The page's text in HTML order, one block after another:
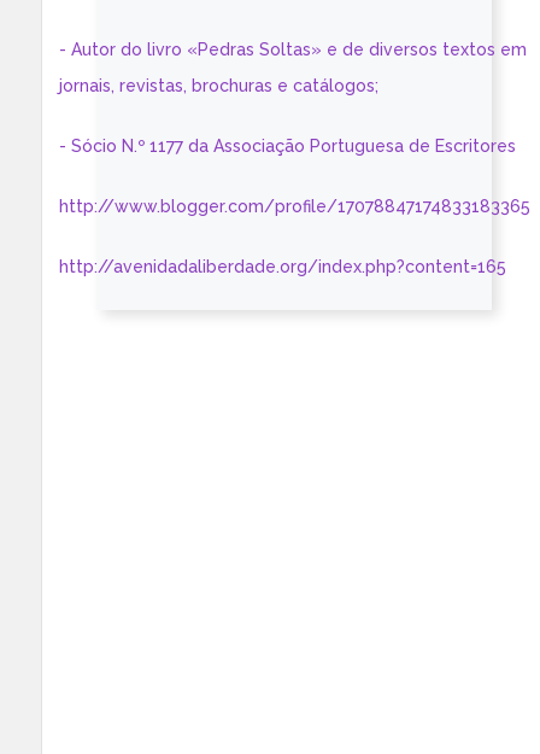
- Autor do livro «Pedras Soltas» e de diversos textos em
jornais, revistas, brochuras e catálogos;
- Sócio N.º 1177 da Associação Portuguesa de Escritores
http://www.blogger.com/profile/17078847174833183365
http://avenidadaliberdade.org/index.php?content=165